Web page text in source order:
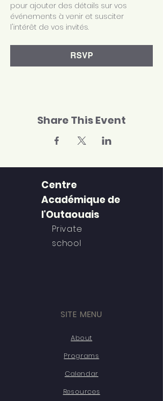
pour ajouter des détails sur vos
événements à venir et susciter
l'intérêt de vos invités.
RSVP
Share This Event
Centre
Académique de
l'Outaouais
Private
school
SITE MENU
About
Programs
Calendar
Resources